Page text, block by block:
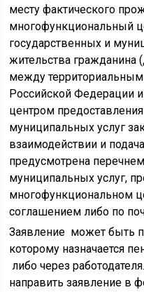
месту фактического
многофункциональный
государственных и
жительства
между
Российской Федерации
центром
муниципальных услуг
взаимодействии и
предусмотрена
муниципальных услуг,
многофункциональном
соглашением либо по
Заявление может быть
которому назначается
либо через
направить заявление в